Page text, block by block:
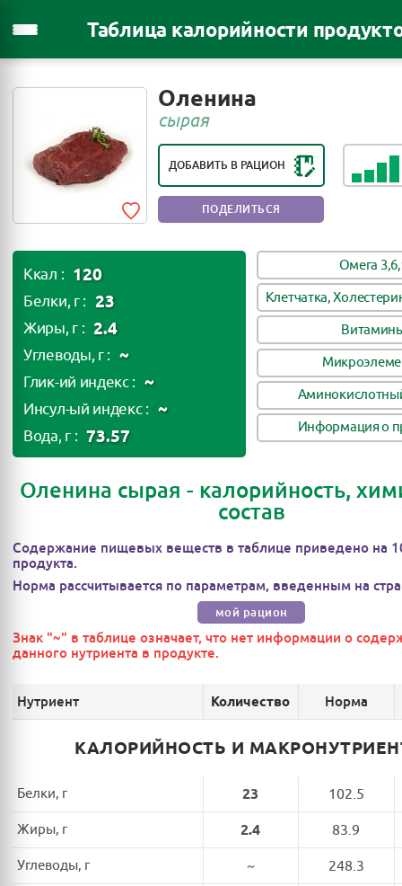
Таблица калорийности
Оленина
сырая
ДОБАВИТЬ В РАЦИОН
ПОЛЕЗНЫЙ ПРОДУКТ
ПОДЕЛИТЬСЯ
Ккал : 120
Белки, г : 23
Жиры, г : 2.4
Углеводы, г : ~
Глик-ий индекс : ~
Инсул-ый индекс : ~
Вода, г : 73.57
Омега
Клетчатка,
Информация о
Оленина сырая - калорийность,
состав
Содержание пищевых веществ в таблице приведено на
продукта.
Норма рассчитывается по параметрам, введенным на
мой рацион
Знак "~" в таблице означает, что нет информации о
данного нутриента в продукте.
Нутриент Количество Норма
КАЛОРИЙНОСТЬ И
Белки, г 23 102.5
Жиры, г 2.4 83.9
Углеводы, г ~ 248.3